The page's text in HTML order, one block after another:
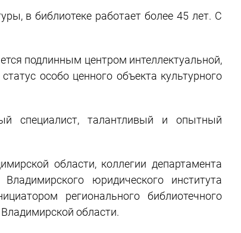
в библиотеке работает более 45 лет. С
подлинным центром интеллектуальной,
особо ценного объекта культурного
специалист, талантливый и опытный
области, коллегии департамента
юридического института
регионального библиотечного
области.